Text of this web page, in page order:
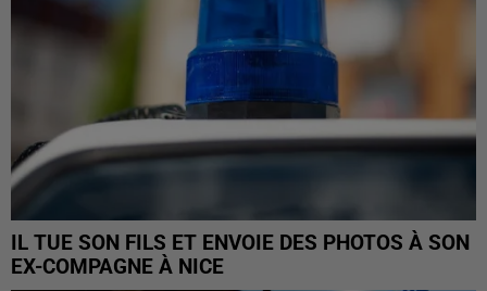
IL TUE SON FILS ET ENVOIE DES PHOTOS À SON
EX-COMPAGNE À NICE